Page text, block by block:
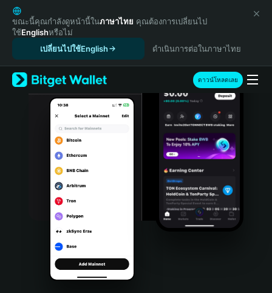
English
日本語
Tiếng Việt
Español (Latinoamérica)
Türkçe
Italiano
Português (Portugal)
Bahasa Indonesia
Português (Brasil)
Español (Argentina)
ขณะนี้คุณกำลังดูหน้านี้ในภาษาไทย คุณต้องการเปลี่ยนไป
ใช้Englishหรือไม่
เปลี่ยนไปใช้English
ดำเนินการต่อในภาษาไทย
ดาวน์โหลดเลย